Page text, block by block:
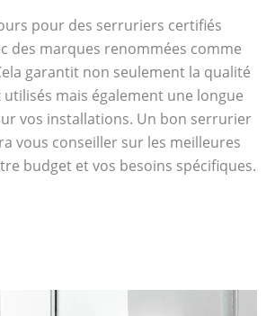
pour des serruriers certifiés
des marques renommées comme
garantit non seulement la qualité
mais également une longue
vos installations. Un bon serrurier
vous conseiller sur les meilleures
budget et vos besoins spécifiques.